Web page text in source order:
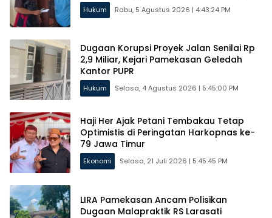
Hukum Rabu, 5 Agustus 2026 | 4:43:24 PM
Dugaan Korupsi Proyek Jalan Senilai Rp
2,9 Miliar, Kejari Pamekasan Geledah
Kantor PUPR
Hukum Selasa, 4 Agustus 2026 | 5:45:00 PM
Haji Her Ajak Petani Tembakau Tetap
Optimistis di Peringatan Harkopnas ke-
79 Jawa Timur
Ekonomi Selasa, 21 Juli 2026 | 5:45:45 PM
LIRA Pamekasan Ancam Polisikan
Dugaan Malapraktik RS Larasati